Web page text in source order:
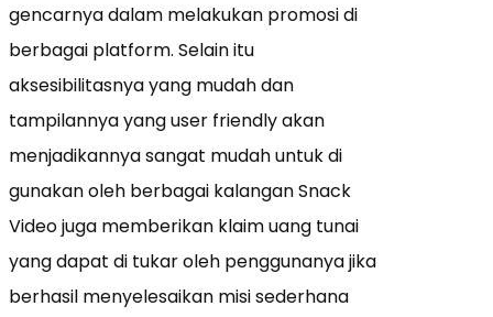
gencarnya dalam melakukan promosi di
berbagai platform. Selain itu
aksesibilitasnya yang mudah dan
tampilannya yang user friendly akan
menjadikannya sangat mudah untuk di
gunakan oleh berbagai kalangan Snack
Video juga memberikan klaim uang tunai
yang dapat di tukar oleh penggunanya jika
berhasil menyelesaikan misi sederhana